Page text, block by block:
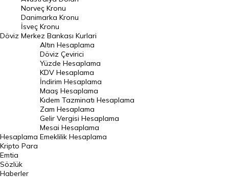
Danimarka Kronu Kuru
Kanada Doları Kuru
Norveç Kronu Kuru
İsveç Kronu Kuru
Japon Yeni Kuru
Serbest Piyasa Döviz Kurları
Merkez Bankası Döviz Kurları
Altın Fiyatları
Gram Altın Fiyatı
Çeyrek Altın Fiyatı
Döviz
Norveç Kronu
Danimarka Kronu
İsveç Kronu
Merkez Bankası Kurlari
Hesaplama
Altın Hesaplama
Döviz Çevirici
Yüzde Hesaplama
KDV Hesaplama
İndirim Hesaplama
Maaş Hesaplama
Kıdem Tazminatı Hesaplama
Zam Hesaplama
Gelir Vergisi Hesaplama
Mesai Hesaplama
Emeklilik Hesaplama
Kripto Para
Emtia
Sözlük
Haberler